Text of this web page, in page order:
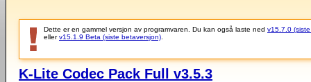
Dette er en gammel versjon av programvaren. Du kan også laste ned v15.7.0
ellerv15.1.9 Beta (siste betaversjon)
K-Lite Codec Pack Full v3.5.3